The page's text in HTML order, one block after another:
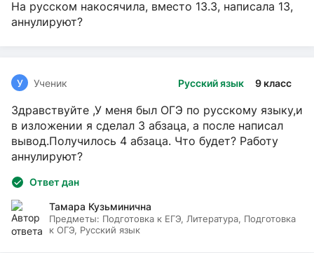
На русском накосячила, вместо 13.3, написала 13,
аннулируют?
Русский язык 9 класс
У Ученик
Здравствуйте ,У меня был ОГЭ по русскому языку,и
в изложении я сделал 3 абзаца, а после написал
вывод.Получилось 4 абзаца. Что будет? Работу
аннулируют?
Ответ дан
Тамара Кузьминична
Предметы: Подготовка к ЕГЭ, Литература, Подготовка
к ОГЭ, Русский язык